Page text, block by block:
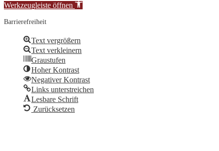
Werkzeugleiste öffnen
Barrierefreiheit
Text vergrößern
Text verkleinern
Graustufen
Hoher Kontrast
Negativer Kontrast
Links unterstreichen
Lesbare Schrift
Zurücksetzen